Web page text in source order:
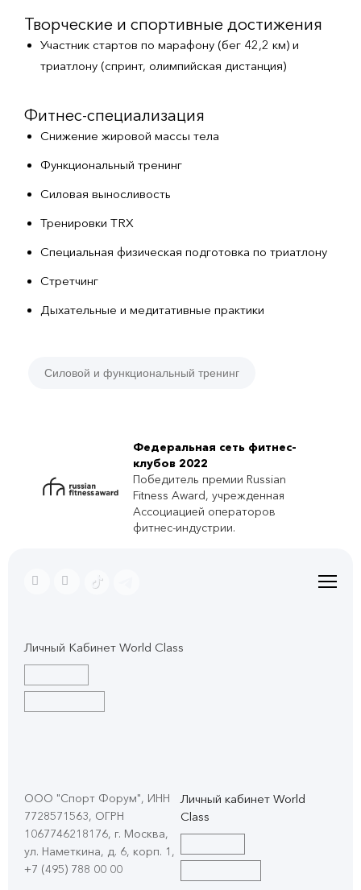
Творческие и спортивные достижения
Участник стартов по марафону (бег 42,2 км) и
триатлону (спринт, олимпийская дистанция)
Фитнес-специализация
Снижение жировой массы тела
Функциональный тренинг
Силовая выносливость
Тренировки TRX
Специальная физическая подготовка по триатлону
Стретчинг
Дыхательные и медитативные практики
Силовой и функциональный тренинг
Федеральная сеть фитнес-
клубов 2022
Победитель премии Russian
Fitness Award, учрежденная
Ассоциацией операторов
фитнес-индустрии.
Личный Кабинет World Class
ООО "Спорт Форум", ИНН
7728571563, ОГРН
1067746218176, г. Москва,
ул. Наметкина, д. 6, корп. 1 ,
+7 (495) 788 00 00
Личный кабинет World
Class